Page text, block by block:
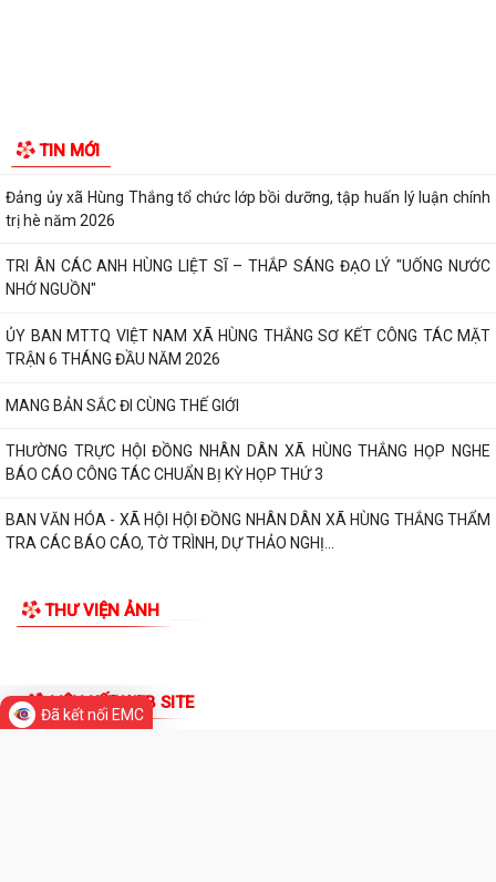
TIN MỚI
đầu tư xây dựng xã Hùng Thắng...
XÃ HÙNG THẮNG TỔ CHỨC LỄ CHÀO CỜ ĐẦU THÁNG 8/2026
hành chính
TẠI TRƯỜNG TRUNG HỌC CƠ SỞ VINH QUANG
nghị lần thứ ba Ban Chấp hành...
Đảng ủy xã Hùng Thắng tổ chức lớp bồi dưỡng, tập huấn lý luận chính
trị hè năm 2026
TRI ÂN CÁC ANH HÙNG LIỆT SĨ – THẮP SÁNG ĐẠO LÝ "UỐNG NƯỚC
NHỚ NGUỒN"
TRẬN 6 THÁNG ĐẦU NĂM 2026
THƯỜNG TRỰC HỘI ĐỒNG NHÂN DÂN XÃ HÙNG THẮNG HỌP NGHE
BÁO CÁO CÔNG TÁC CHUẨN BỊ KỲ HỌP THỨ 3
Đã kết nối EMC